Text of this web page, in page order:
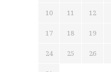
10 11 12
17 18 19
24 25 26